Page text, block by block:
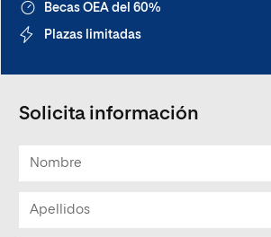
Becas OEA del 60%
Plazas limitadas
Solicita información